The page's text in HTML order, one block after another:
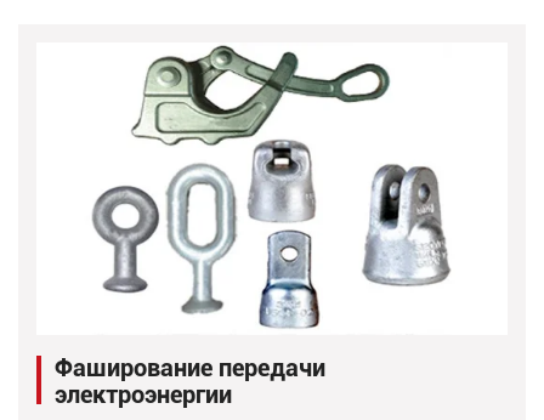
Фаширование передачи
электроэнергии